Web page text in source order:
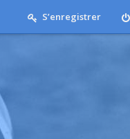
S’enregistrer